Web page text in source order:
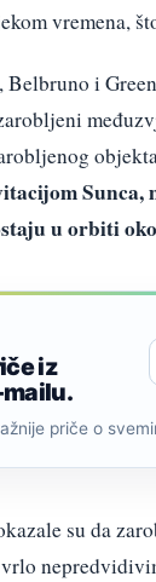
vremena,
Belbruno i
u orbiti
iz
priče o
su da